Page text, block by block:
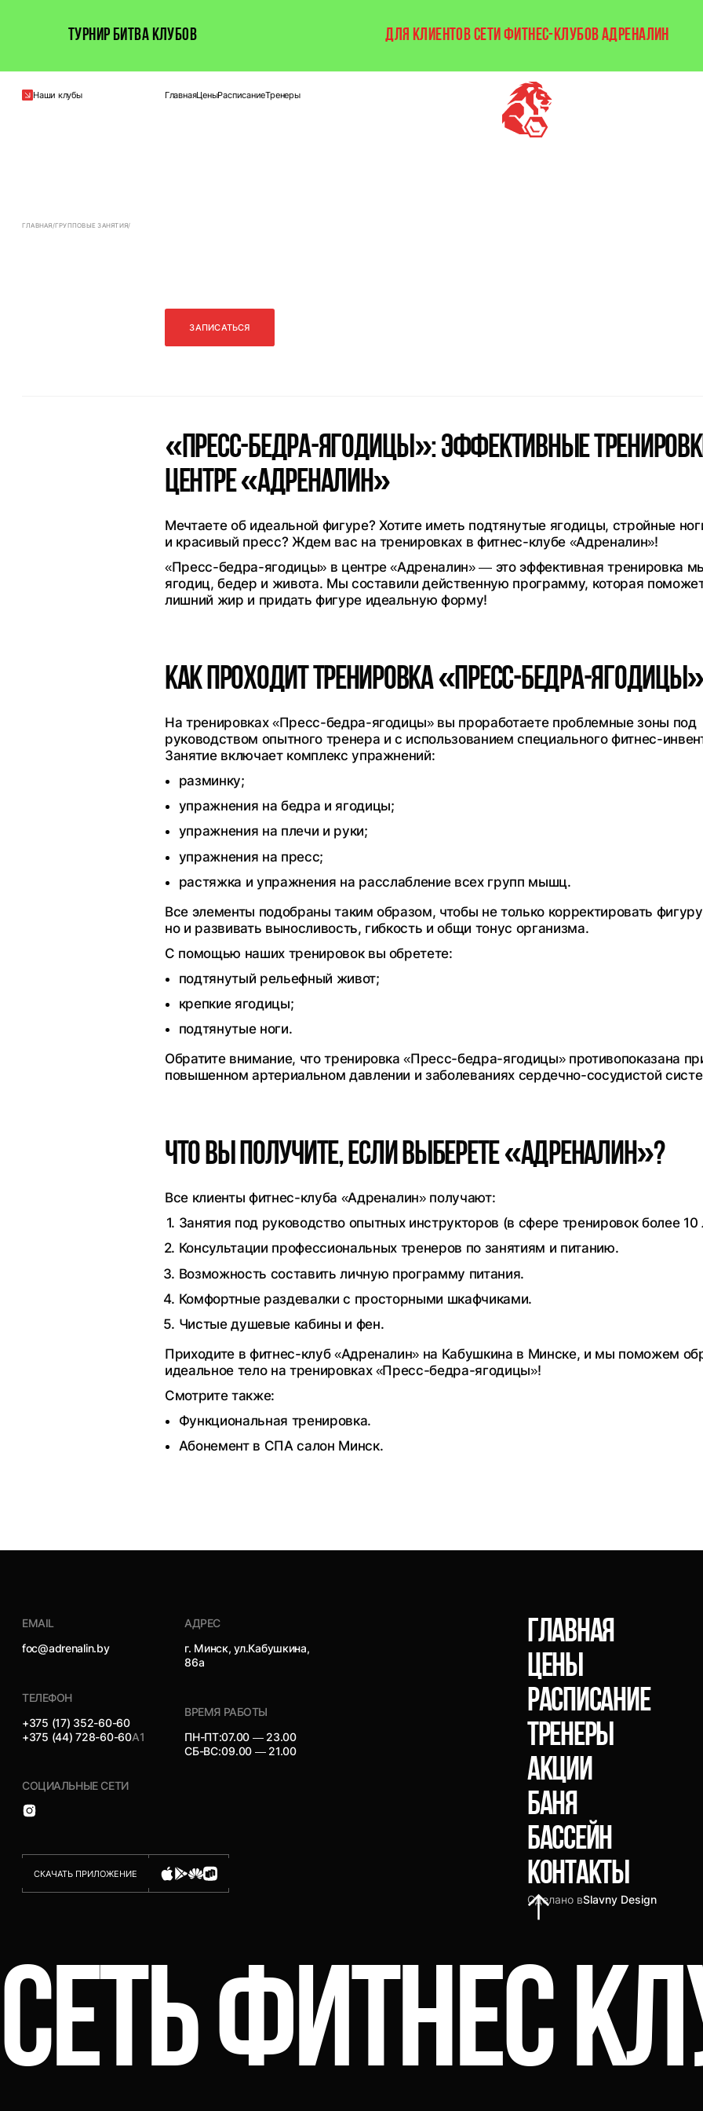
ТУРНИР БИТВА КЛУБОВ ДЛЯ КЛИЕНТОВ СЕТИ ФИТНЕС-КЛУБОВ АДРЕНАЛИН
Наши клубы ГлавнаяЦеныРасписаниеТренеры
ГЛАВНАЯ/ГРУППОВЫЕ ЗАНЯТИЯ/
Пресс
ЗАПИСАТЬСЯ
«Пресс-бедра-ягодицы»: эффективные
центре «Адреналин»
Мечтаете об идеальной фигуре? Хотите иметь подтянутые ягодицы, стройные
и красивый пресс? Ждем вас на тренировках в фитнес-клубе «Адреналин»!
«Пресс-бедра-ягодицы» в центре «Адреналин» — это эффективная тренировка
ягодиц, бедер и живота. Мы составили действенную программу, которая
лишний жир и придать фигуре идеальную форму!
Как проходит тренировка «Пресс-бедра-
На тренировках «Пресс-бедра-ягодицы» вы проработаете проблемные зоны под
руководством опытного тренера и с использованием специального фитнес-
Занятие включает комплекс упражнений:
разминку;
упражнения на бедра и ягодицы;
упражнения на плечи и руки;
упражнения на пресс;
растяжка и упражнения на расслабление всех групп мышц.
Все элементы подобраны таким образом, чтобы не только корректировать
но и развивать выносливость, гибкость и общи тонус организма.
С помощью наших тренировок вы обретете:
подтянутый рельефный живот;
крепкие ягодицы;
подтянутые ноги.
Обратите внимание, что тренировка «Пресс-бедра-ягодицы» противопоказана
повышенном артериальном давлении и заболеваниях сердечно-сосудистой
Что вы получите, если выберете «Адреналин»?
Все клиенты фитнес-клуба «Адреналин» получают:
Занятия под руководство опытных инструкторов (в сфере тренировок более 10
Консультации профессиональных тренеров по занятиям и питанию.
Возможность составить личную программу питания.
Комфортные раздевалки с просторными шкафчиками.
Чистые душевые кабины и фен.
Приходите в фитнес-клуб «Адреналин» на Кабушкина в Минске, и мы поможем
идеальное тело на тренировках «Пресс-бедра-ягодицы»!
Смотрите также:
Функциональная тренировка.
Абонемент в СПА салон Минск.
EMAIL
foc@adrenalin.by
ТЕЛЕФОН
+375 (17) 352-60-60
+375 (44) 728-60-60А1
СОЦИАЛЬНЫЕ СЕТИ
АДРЕС
г. Минск, ул.Кабушкина,
86а
ВРЕМЯ РАБОТЫ
ПН-ПТ:
СБ-ВС:
07.00 — 23.00
09.00 — 21.00
СКАЧАТЬ ПРИЛОЖЕНИЕ
главная
Цены
расписание
тренеры
акции
Баня
Бассейн
Контакты
Сделано вSlavny Design
СЕТЬ ФИТНЕС